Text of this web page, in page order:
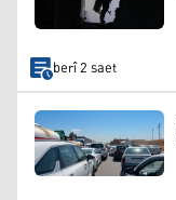
berî 2 saet